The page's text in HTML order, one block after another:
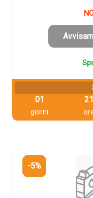
01
giorni
21
-5%